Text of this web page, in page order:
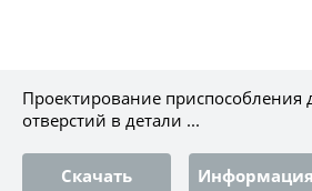
Проектирование приспособления
отверстий в детали ...
Скачать